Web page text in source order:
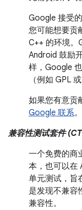
Google 接受
您可能想要贡
C++ 的环境。
Android 鼓励
样，Google
（例如 GPL
如果您有意贡
Google 联系。
兼容性测试套件
一个免费的商
本，也可以在
单元测试，旨
是发现不兼容
兼容性。